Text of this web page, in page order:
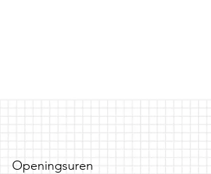
Openingsuren